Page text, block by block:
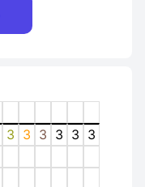
3 3 3 3 3 3